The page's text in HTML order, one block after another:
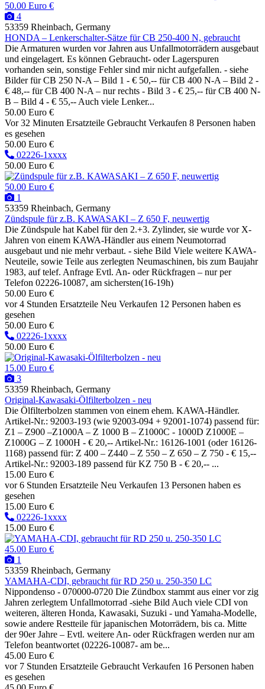
50.00 Euro €
4
53359 Rheinbach, Germany
HONDA – Lenkerschalter-Sätze für CB 250-400 N, gebraucht
Die Armaturen wurden vor Jahren aus Unfallmotorrädern ausgebaut
und eingelagert. Es können Gebraucht- oder Lagerspuren
vorhanden sein, sonstige Fehler sind mir nicht aufgefallen. - siehe
Bilder für CB 250 N-A – Bild 1 - € 50,-- für CB 400 N-A – Bild 2 -
€ 48,-- für CB 400 N-A – nur rechts - Bild 3 - € 25,-- für CB 400 N-
B – Bild 4 - € 55,-- Auch viele Lenker...
50.00 Euro €
Vor 32 Minuten Ersatzteile Gebraucht Verkaufen 8 Personen haben
es gesehen
50.00 Euro €
02226-1xxxx
50.00 Euro €
50.00 Euro €
1
53359 Rheinbach, Germany
Zündspule für z.B. KAWASAKI – Z 650 F, neuwertig
Die Zündspule hat Kabel für den 2.+3. Zylinder, sie wurde vor X-
Jahren von einem KAWA-Händler aus einem Neumotorrad
ausgebaut und nie mehr verbaut. - siehe Bild Viele weitere KAWA-
Neuteile, sowie Teile aus zerlegten Neumaschinen, bis zum Baujahr
1983, auf telef. Anfrage Evtl. An- oder Rückfragen – nur per
Telefon 02226-10087, am sichersten(16-19h)
50.00 Euro €
vor 4 Stunden Ersatzteile Neu Verkaufen 12 Personen haben es
gesehen
50.00 Euro €
02226-1xxxx
50.00 Euro €
15.00 Euro €
3
53359 Rheinbach, Germany
Original-Kawasaki-Ölfilterbolzen - neu
Die Ölfilterbolzen stammen von einem ehem. KAWA-Händler.
Artikel-Nr.: 92003-193 (wie 92003-094 + 92001-1074) passend für:
Z1 – Z900 –Z1000A – Z 1000 B – Z1000C - 1000D Z1000E –
Z1000G – Z 1000H - € 20,-- Artikel-Nr.: 16126-1001 (oder 16126-
1168) passend für: Z 400 – Z440 – Z 550 – Z 650 – Z 750 - € 15,--
Artikel-Nr.: 92003-189 passend für KZ 750 B - € 20,-- ...
15.00 Euro €
vor 6 Stunden Ersatzteile Neu Verkaufen 13 Personen haben es
gesehen
15.00 Euro €
02226-1xxxx
15.00 Euro €
45.00 Euro €
1
53359 Rheinbach, Germany
YAMAHA-CDI, gebraucht für RD 250 u. 250-350 LC
Nippondenso - 070000-0720 Die Zündbox stammt aus einer vor zig
Jahren zerlegtem Unfallmotorrad -siehe Bild Auch viele CDI von
weiteren, älteren Honda, Kawasaki, Suzuki - und Yamaha-Modelle,
sowie andere Restteile für japanischen Motorrädern, bis ca. Mitte
der 90er Jahre – Evtl. weitere An- oder Rückfragen werden nur am
Telefon beantwortet (02226-10087- am be...
45.00 Euro €
vor 7 Stunden Ersatzteile Gebraucht Verkaufen 16 Personen haben
es gesehen